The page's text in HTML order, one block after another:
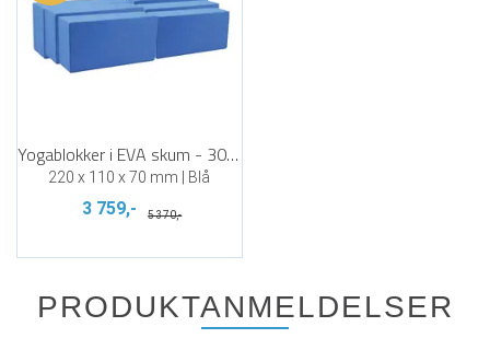
Yogablokker i EVA skum - 30 stk
220 x 110 x 70 mm | Blå
3 759,- 5 370,-
PRODUKTANMELDELSER